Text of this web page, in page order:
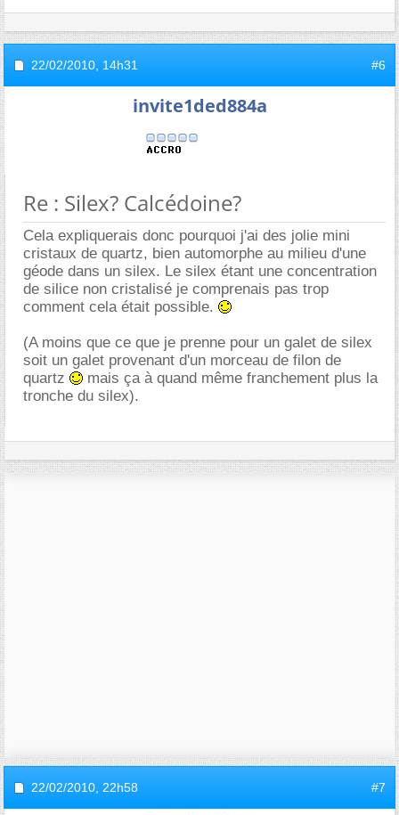
22/02/2010, 14h31 #6
invite1ded884a
Re : Silex? Calcédoine?
Cela expliquerais donc pourquoi j'ai des jolie mini
cristaux de quartz, bien automorphe au milieu d'une
géode dans un silex. Le silex étant une concentration
de silice non cristalisé je comprenais pas trop
comment cela était possible.
(A moins que ce que je prenne pour un galet de silex
soit un galet provenant d'un morceau de filon de
quartz
mais ça à quand même franchement plus la
tronche du silex).
22/02/2010, 22h58 #7